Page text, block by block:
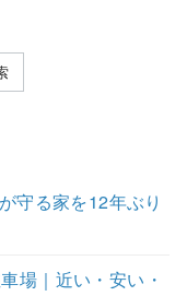
守る家を12年ぶり
場｜近い・安い・